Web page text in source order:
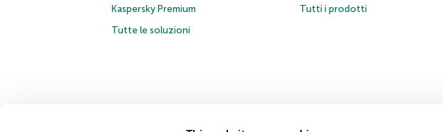
Kaspersky Premium
Tutte le soluzioni
Tutti i prodotti